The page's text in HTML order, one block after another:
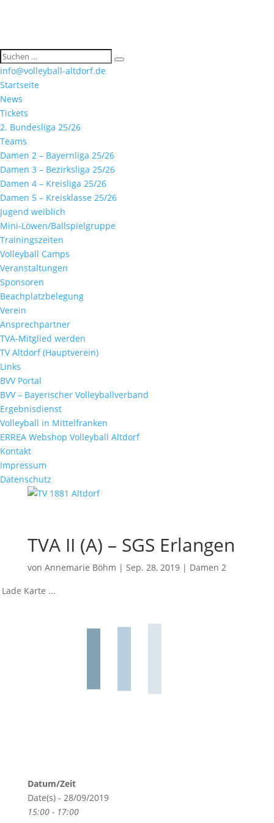
info@volleyball-altdorf.de
Startseite
News
Tickets
2. Bundesliga 25/26
Teams
Damen 2 – Bayernliga 25/26
Damen 3 – Bezirksliga 25/26
Damen 4 – Kreisliga 25/26
Damen 5 – Kreisklasse 25/26
Jugend weiblich
Mini-Löwen/Ballspielgruppe
Trainingszeiten
Volleyball Camps
Veranstaltungen
Sponsoren
Beachplatzbelegung
Verein
Ansprechpartner
TVA-Mitglied werden
TV Altdorf (Hauptverein)
Links
BVV Portal
BVV – Bayerischer Volleyballverband
Ergebnisdienst
Volleyball in Mittelfranken
ERREA Webshop Volleyball Altdorf
Kontakt
Impressum
Datenschutz
TVA II (A) – SGS Erlangen
von Annemarie Böhm | Sep. 28, 2019| Damen 2
Lade Karte ...
Datum/Zeit
Date(s) - 28/09/2019
15:00 - 17:00